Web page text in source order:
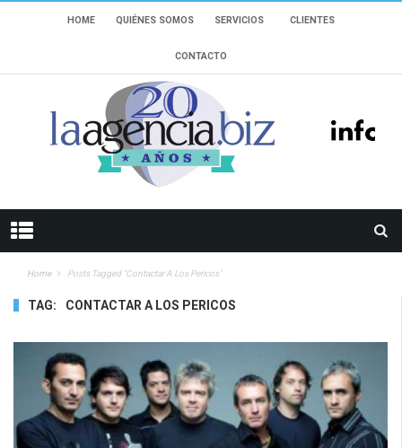
HOME QUIÉNES SOMOS SERVICIOS CLIENTES
CONTACTO
Home Posts Tagged "contactar A Los Pericos"
TAG: CONTACTAR A LOS PERICOS